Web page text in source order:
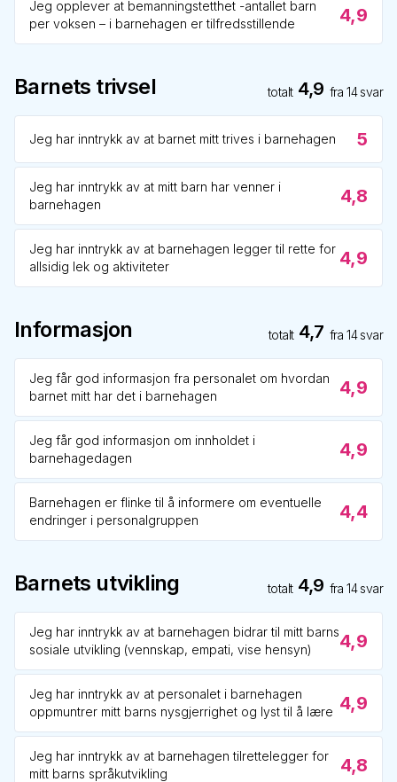
Jeg opplever at bemanningstetthet -antallet barn
per voksen – i barnehagen er tilfredsstillende
4,9
Barnets trivsel totalt 4,9 fra14svar
Jeg har inntrykk av at barnet mitt trives i barnehagen 5
Jeg har inntrykk av at mitt barn har venner i
barnehagen
4,8
Jeg har inntrykk av at barnehagen legger til rette for
allsidig lek og aktiviteter
4,9
Informasjon totalt 4,7 fra14svar
Jeg får god informasjon fra personalet om hvordan
barnet mitt har det i barnehagen
4,9
Jeg får god informasjon om innholdet i
barnehagedagen
4,9
Barnehagen er flinke til å informere om eventuelle
endringer i personalgruppen
4,4
Barnets utvikling totalt 4,9 fra14svar
Jeg har inntrykk av at barnehagen bidrar til mitt barns
sosiale utvikling (vennskap, empati, vise hensyn)
4,9
Jeg har inntrykk av at personalet i barnehagen
oppmuntrer mitt barns nysgjerrighet og lyst til å lære 4,9
Jeg har inntrykk av at barnehagen tilrettelegger for
mitt barns språkutvikling
4,8